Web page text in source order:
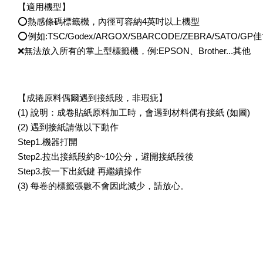
【適用機型】
⭕熱感條碼標籤機，內徑可容納4英吋以上機型
⭕例如:TSC/Godex/ARGOX/SBARCODE/ZEBRA/SATO/GP
❌無法放入所有的掌上型標籤機，例:EPSON、Brother...其他
【成捲原料偶爾遇到接紙段，非瑕疵】
(1) 說明：成卷貼紙原料加工時，會遇到材料偶有接紙 (如圖)
(2) 遇到接紙請做以下動作
Step1.機器打開
Step2.拉出接紙段約8~10公分，避開接紙段後
Step3.按一下出紙鍵 再繼續操作
(3) 每卷的標籤張數不會因此減少，請放心。